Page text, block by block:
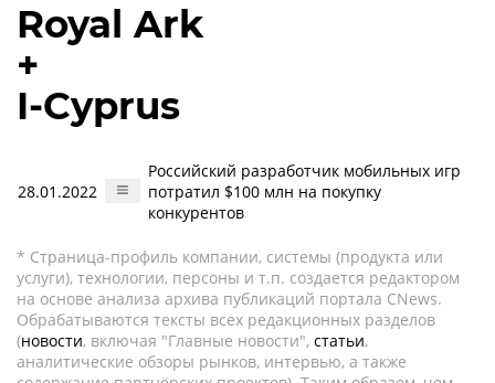
Royal Ark
+
I-Cyprus
28.01.2022
Российский разработчик мобильных игр
потратил $100 млн на покупку
конкурентов
* Страница-профиль компании, системы (продукта или
услуги), технологии, персоны и т.п. создается редактором
на основе анализа архива публикаций портала CNews.
Обрабатываются тексты всех редакционных разделов
(новости, включая "Главные новости", статьи,
аналитические обзоры рынков, интервью, а также